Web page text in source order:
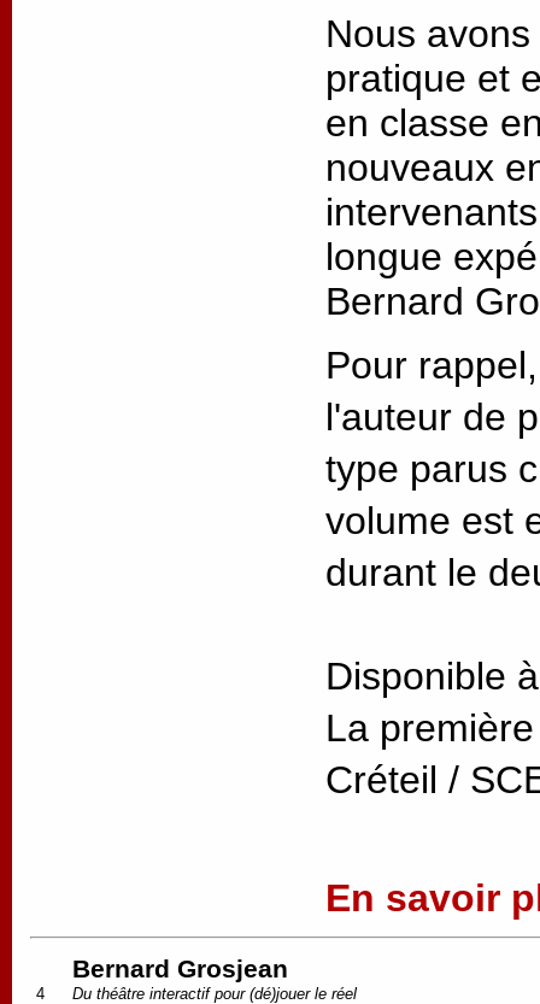
Nous
pratique et
en classe
nouveaux
longue
Bernard
Pour
l'auteur de
type parus
volume est
durant le
Disponible
La
Créteil /
En savoir
4
Bernard Grosjean
Du théâtre interactif pour (dé)jouer le réel